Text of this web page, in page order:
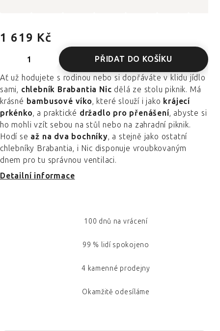
1 619 Kč
PŘIDAT DO KOŠÍKU
Ať už hodujete s rodinou nebo si dopřáváte v klidu jídlo
sami, chlebník Brabantia Nic dělá ze stolu piknik. Má
krásné bambusové víko, které slouží i jako krájecí
prkénko, a praktické držadlo pro přenášení, abyste si
ho mohli vzít sebou na stůl nebo na zahradní piknik.
Hodí se až na dva bochníky, a stejně jako ostatní
chlebníky Brabantia, i Nic disponuje vroubkovaným
dnem pro tu správnou ventilaci.
Detailní informace
100 dnů na vrácení
99 % lidí spokojeno
4 kamenné prodejny
Okamžitě odesíláme